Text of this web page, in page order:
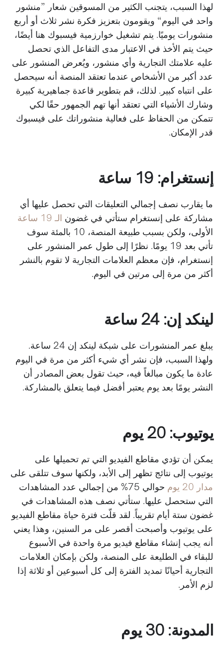
لهذا السبب، يتجنب الكثير من المسوقين شعار ”منشور
واحد في اليوم“ ويقومون بتعزيز فكرة نشر ثلاث أو أربع
منشورات يوميًا. يتم تشغيل خوارزمية فيسبوك هنا أيضًا،
حيث يتم الأخذ في الاعتبار مدى التفاعل الذي تحصل
عليه علامتك التجارية وأي منشور، ويُعرض المنشور على
عدد أكبر من الأشخاص عندما تعتقد المنصة أنه سيحصل
على انتباه كبير. لذلك، قم بتطوير قاعدة جماهيرية كبيرة
وشارك الأشياء التي تعتقد أنها تهم الجمهور حقًا لكي
تتمكن من الحفاظ على فعالية منشوراتك على فيسبوك
قدر الإمكان.
إنستغرام: 19 ساعة
ما يقارب نصف إجمالي التعليقات التي تحصل عليها أي
مشاركة على إنستغرام ستأتي في غضون الـ 19 ساعة
الأولى، ولكن بسبب طبيعة المنصة، 10 بالمئة سوف
تأتي بعد 19 يومًا. نظرًا إلى طول عمر المنشور على
إنستغرام، فإن معظم العلامات التجارية لا تقوم بالنشر
أكثر من مرة إلى مرتين في اليوم.
لينكد إن: 24 ساعة
يبلغ عمر المنشورات على شبكة لينكد إن 24 ساعة.
ولهذا السبب، فإن نشر أي شيء أكثر من مرة في اليوم
عادة ما يكون مبالغاً فيه، حيث تقول بعض المصادر أن
النشر يومًا بعد يوم يعتبر أفضل فيما يتعلق بالمشاركة.
يوتيوب: 20 يوم
يمكن أن تؤدي مقاطع الفيديو التي تم تحميلها على
يوتيوب إلى نتائج تظهر إلى الأبد، ولكنها سوف تتلقى على
مدار 20 يوم
حوالي 75% من إجمالي عدد المشاهدات
التي ستحصل عليها. ستأتي نصف هذه المشاهدات في
غضون ستة أيام تقريباً. لقد قلّت فترة حياة مقاطع الفيديو
على يوتيوب وأصبحت أقصر على مر السنين، وهذا يعني
أنه يجب إنشاء مقاطع فيديو مرة واحدة في الأسبوع
للبقاء في الطليعة على المنصة، ولكن بإمكان العلامات
التجارية أحيانًا تمديد الفترة إلى كل أسبوعين أو ثلاثة إذا
لزم الأمر.
المدونة: 30 يوم